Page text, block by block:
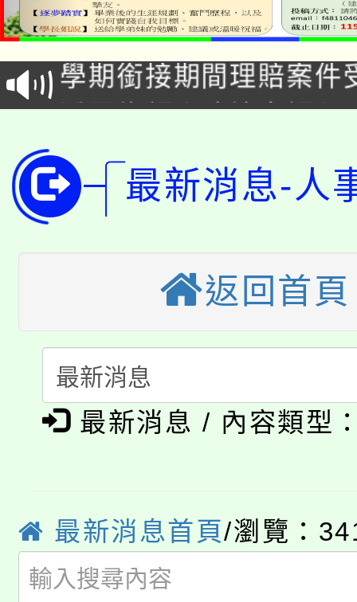
會
115年食農教育專業人
程
學期銜接期間理賠案件
學籍身 分審查程序及
版
淨零綠領人才培育課程
代理(課)教師甄選結果(
「2026金融保險知識
桃園市115學年度學生
生本土語及新住民語歌
公告本校115學年度第
代理(課)教師甄選結果
公告本校115學年度第
代理(課)教師甄選結果(
轉知中國文化大學推廣
《TA101》溝通分析基
程，歡迎學生輔導中心
系所師生報名參加。
淨零綠生活教案入校路
會
115年食農教育專業人
版
公告本校115學年度第
代理(課)教師甄選結果(
「2026金融保險知識
最新消息-人
返回首頁
最新消息 / 內容類型
最新消息首頁/瀏覽：